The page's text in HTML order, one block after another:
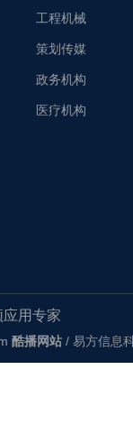
工程机械
策划传媒
政务机构
医疗机构
用专家
酷播网站 / 易方信息